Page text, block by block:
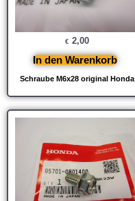
Schraube M6x28 original Honda
€ 2,00
In den Warenkorb